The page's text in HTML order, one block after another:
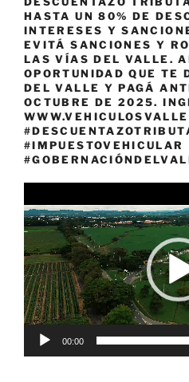
HASTA UN 80% DE
INTERESES Y
EVITÁ SANCIONES Y
LAS VÍAS DEL VALLE.
OPORTUNIDAD QUE TE
DEL VALLE Y PAGÁ
OCTUBRE DE 2025.
#IMPUESTOVEHICULAR
de
vídeo
00:00